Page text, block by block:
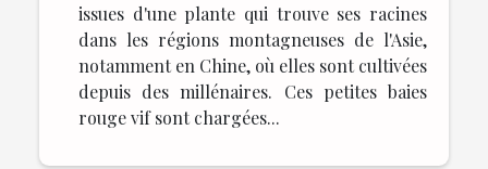
issues d'une plante qui trouve ses racines
dans les régions montagneuses de l'Asie,
notamment en Chine, où elles sont cultivées
depuis des millénaires. Ces petites baies
rouge vif sont chargées...